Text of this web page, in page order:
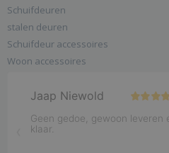
Schuifdeuren
stalen deuren
Schuifdeur accessoires
Woon accessoires